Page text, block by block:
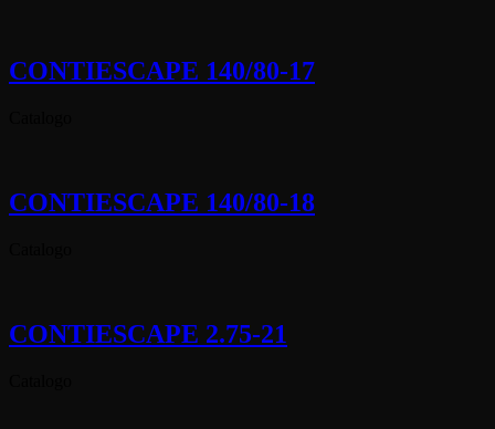
CONTIESCAPE 140/80-17
CONTIESCAPE 140/80-18
CONTIESCAPE 2.75-21